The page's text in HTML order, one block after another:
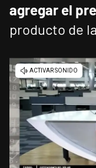
agregar el
producto de